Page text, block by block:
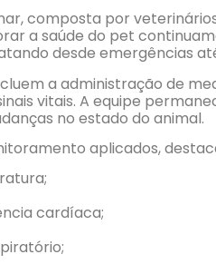
composta por
a saúde do pet
desde emergências
a administração de
vitais. A equipe
no estado do animal.
aplicados,
cardíaca;